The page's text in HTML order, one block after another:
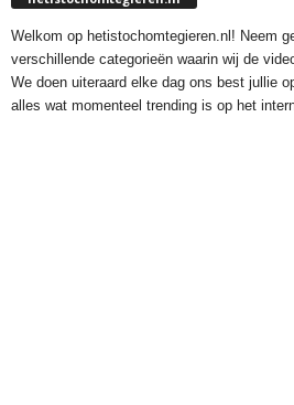
Welkom op hetistochomtegieren.nl! Neem
verschillende categorieën waarin wij de
We doen uiteraard elke dag ons best jullie
alles wat momenteel trending is op het